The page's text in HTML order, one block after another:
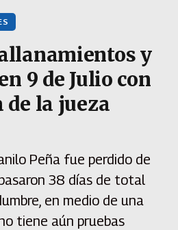
y
9 de Julio con
de la jueza
Peña fue perdido de
38 días de total
en medio de una
tiene aún pruebas